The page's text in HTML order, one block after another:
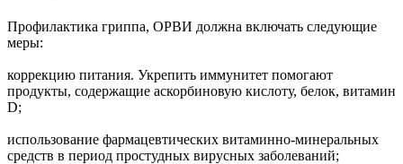
Профилактика гриппа, ОРВИ должна включать следующие
меры:
коррекцию питания. Укрепить иммунитет помогают
продукты, содержащие аскорбиновую кислоту, белок, витамин
D;
использование фармацевтических витаминно-минеральных
средств в период простудных вирусных заболеваний;